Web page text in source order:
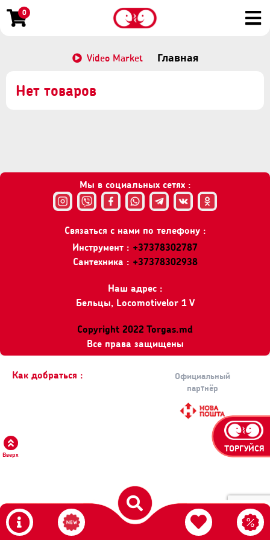
0
Video Market Главная
Нет товаров
Мы в социальных сетях :
Связаться с нами по телефону :
Инструмент : +37378302787
Сантехника : +37378302938
Наш адрес :
Бельцы, Locomotivelor 1 V
Copyright 2022 Torgas.md
Все права защищены
Как добраться :
Официальный
партнёр
ТОРГУЙСЯ
Вверх